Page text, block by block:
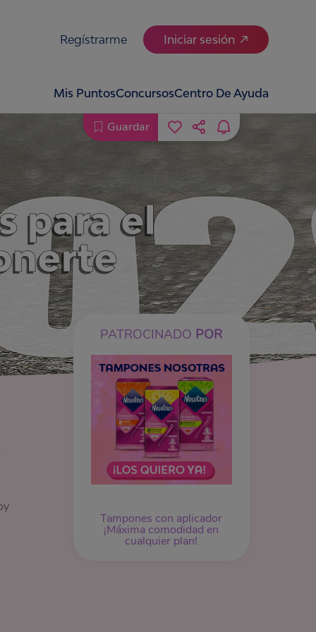
Regístrarme Iniciar sesión
Mis PuntosConcursosCentro De Ayuda
para el
PATROCINADO POR
Tampones con aplicador
¡Máxima comodidad en
cualquier plan!
Guardar